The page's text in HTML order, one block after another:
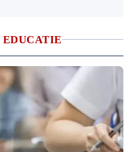
EDUCATIE